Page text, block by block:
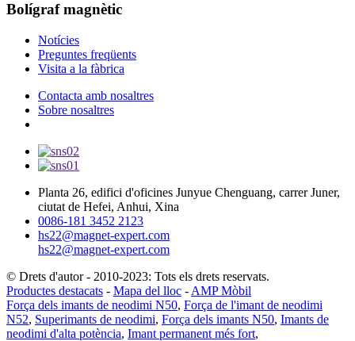
Bolígraf magnètic
Notícies
Preguntes freqüents
Visita a la fàbrica
Contacta amb nosaltres
Sobre nosaltres
Planta 26, edifici d'oficines Junyue Chenguang, carrer Juner,
ciutat de Hefei, Anhui, Xina
0086-181 3452 2123
hs22@magnet-expert.com
hs22@magnet-expert.com
© Drets d'autor - 2010-2023: Tots els drets reservats.
Productes destacats - Mapa del lloc - AMP Mòbil
Força dels imants de neodimi N50, Força de l'imant de neodimi
N52, Superimants de neodimi, Força dels imants N50, Imants de
neodimi d'alta potència, Imant permanent més fort,